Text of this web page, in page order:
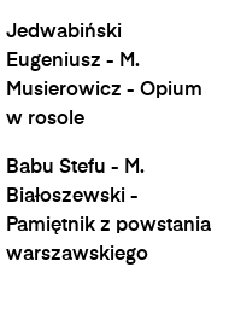
Jedwabiński
Eugeniusz - M.
Musierowicz - Opium
w rosole
Babu Stefu - M.
Białoszewski -
Pamiętnik z powstania
warszawskiego